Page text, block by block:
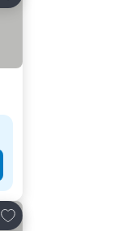
Přidat na seznam